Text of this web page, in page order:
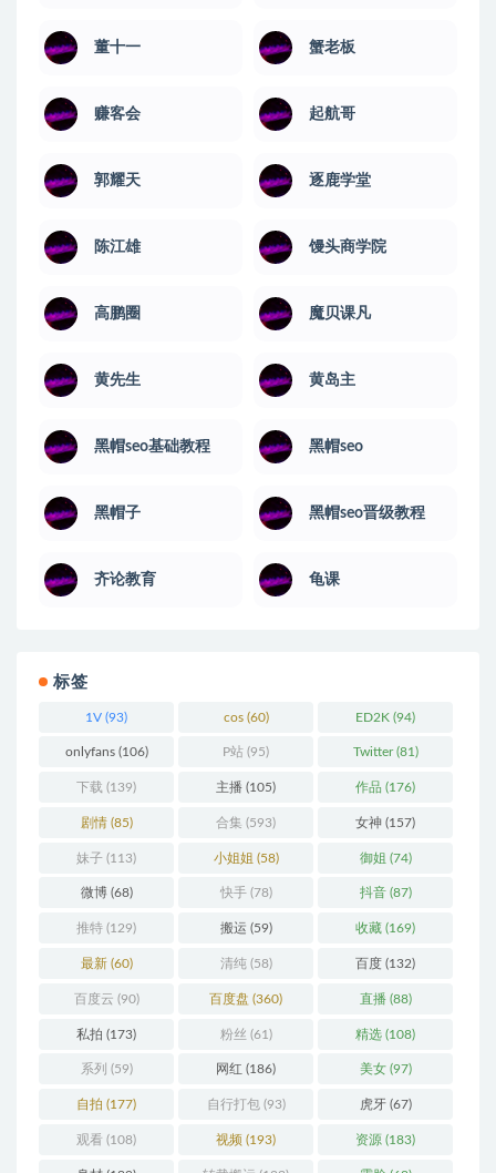
董十一 蟹老板
赚客会 起航哥
郭耀天 逐鹿学堂
陈江雄 馒头商学院
高鹏圈 魔贝课凡
黄先生 黄岛主
黑帽seo基础教程 黑帽seo
黑帽子 黑帽seo晋级教程
齐论教育 龟课
标签
1V (93) cos(60) ED2K (94)
onlyfans(106) P站 (95) Twitter(81)
下载 (139) 主播 (105) 作品 (176)
剧情(85) 合集 (593) 女神 (157)
妹子 (113) 小姐姐 (58) 御姐 (74)
微博(68) 快手(78) 抖音(87)
推特 (129) 搬运 (59) 收藏 (169)
最新(60) 清纯(58) 百度 (132)
百度云 (90) 百度盘 (360) 直播(88)
私拍 (173) 粉丝 (61) 精选 (108)
系列 (59) 网红 (186) 美女(97)
自拍 (177) 自行打包(93) 虎牙(67)
观看 (108) 视频 (193) 资源 (183)